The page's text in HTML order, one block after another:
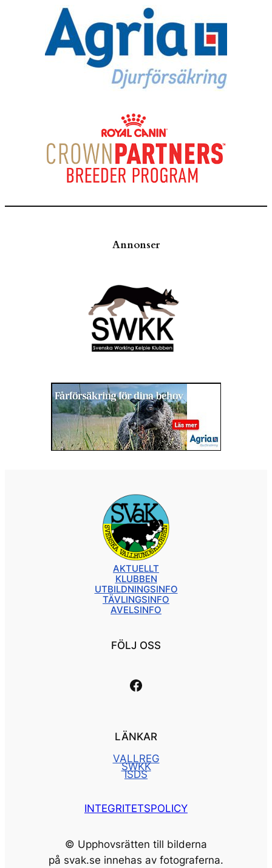
Annonser
AKTUELLT
KLUBBEN
UTBILDNINGSINFO
TÄVLINGSINFO
AVELSINFO
FÖLJ OSS
Länk till vår facebooksida
LÄNKAR
VALLREG
SWKK
ISDS
INTEGRITETSPOLICY
© Upphovsrätten till bilderna
på svak.se innehas av fotograferna.